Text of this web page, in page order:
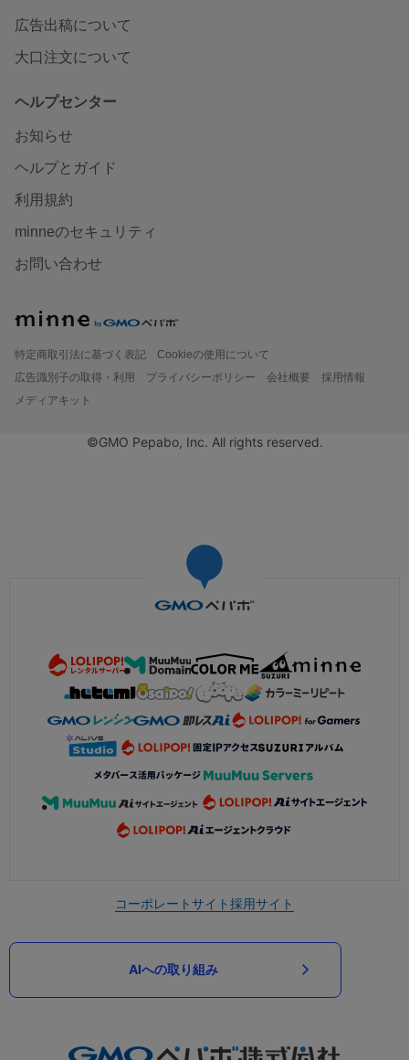
広告出稿について
大口注文について
ヘルプセンター
お知らせ
ヘルプとガイド
利用規約
minneのセキュリティ
お問い合わせ
特定商取引法に基づく表記
Cookieの使用について
広告識別子の取得・利用
プライバシーポリシー 会社概要
採用情報
メディアキット
©GMO Pepabo, Inc. All rights reserved.
コーポレートサイト採用サイト
AIへの取り組み